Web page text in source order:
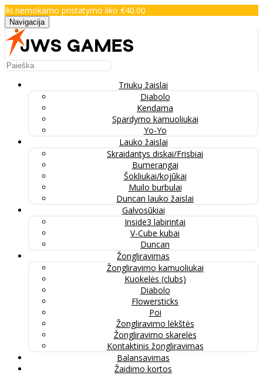
Iki nemokamo pristatymo liko €40.00
Navigacija
Triukų žaislai
Diabolo
Kendama
Spardymo kamuoliukai
Yo-Yo
Lauko žaislai
Skraidantys diskai/Frisbiai
Bumerangai
Šokliukai/kojūkai
Muilo burbulai
Duncan lauko žaislai
Galvosūkiai
Inside3 labirintai
V-Cube kubai
Duncan
Žongliravimas
Žongliravimo kamuoliukai
Kuokelės (clubs)
Diabolo
Flowersticks
Poi
Žongliravimo lėkštės
Žongliravimo skarelės
Kontaktinis žongliravimas
Balansavimas
Žaidimo kortos